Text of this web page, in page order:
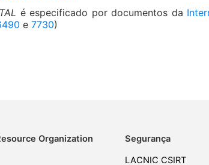
TAL é especificado por documentos da
e 7730)
Organization
Segurança
LACNIC CSIRT